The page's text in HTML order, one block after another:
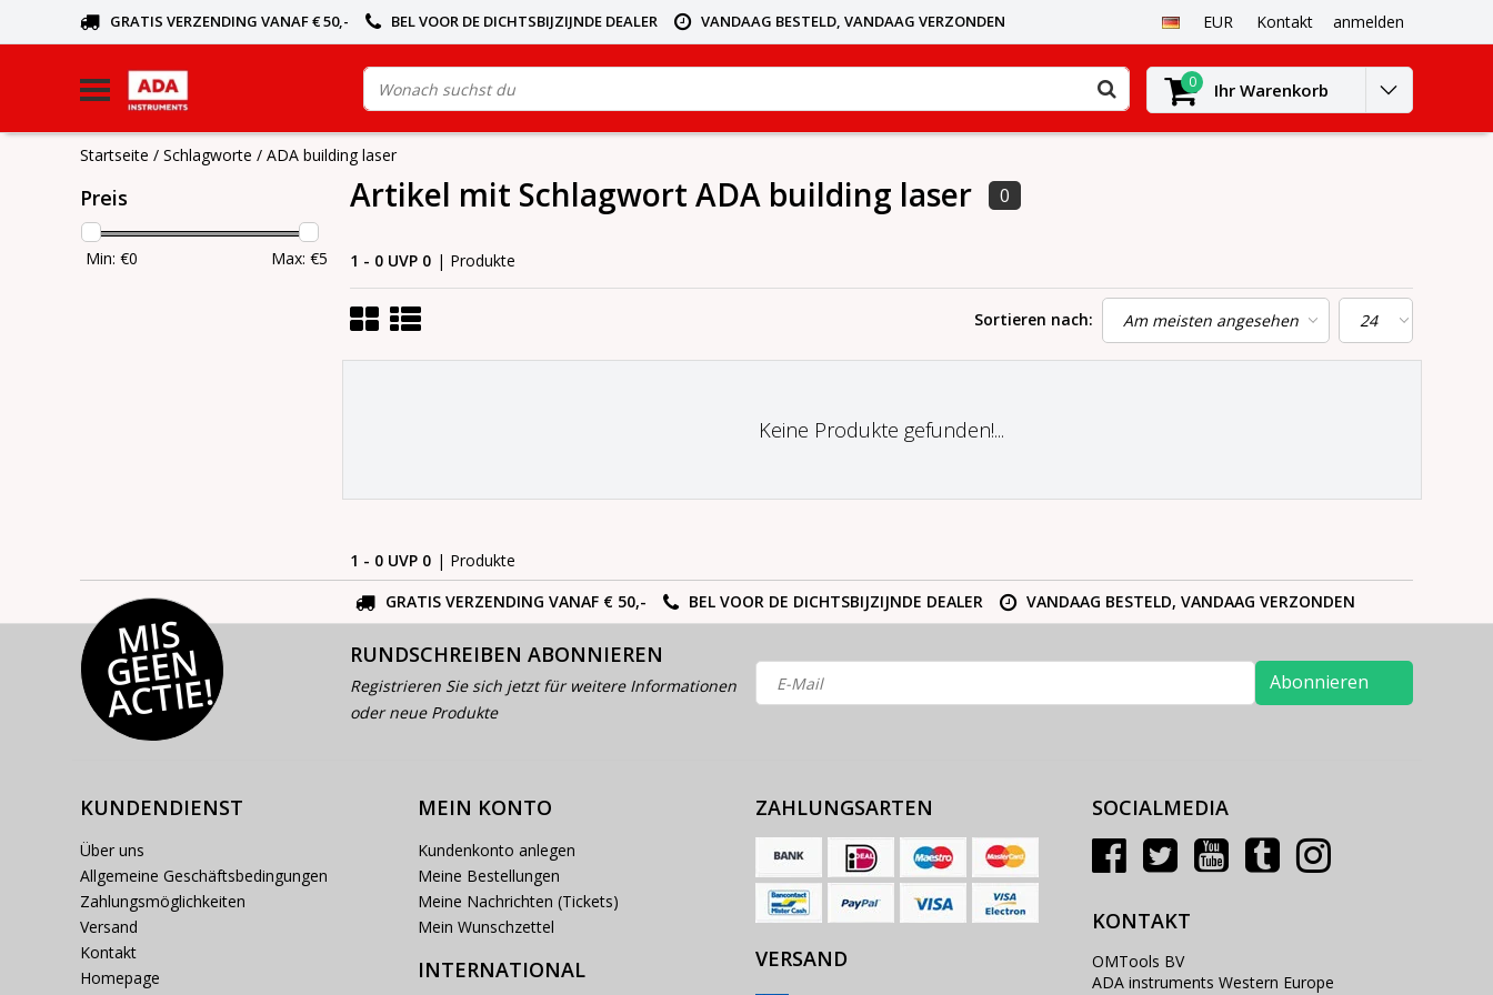
GRATIS VERZENDING VANAF € 50,- BEL VOOR DE DICHTSBIJZIJNDE DEALER VANDAAG BESTELD, VANDAAG VERZONDEN EUR Kontakt anmelden
0 Ihr Warenkorb
Startseite / Schlagworte / ADA building laser
Preis
Min: €0 Max: €5
Artikel mit Schlagwort ADA building laser 0
1 - 0 UVP 0 | Produkte
Sortieren nach:
Keine Produkte gefunden!...
1 - 0 UVP 0 | Produkte
GRATIS VERZENDING VANAF € 50,-
BEL VOOR DE DICHTSBIJZIJNDE DEALER VANDAAG BESTELD, VANDAAG VERZONDEN
MI
S
G
E
E
N
A
C
TI
E!
RUNDSCHREIBEN ABONNIEREN
Registrieren Sie sich jetzt für weitere Informationen
oder neue Produkte
Abonnieren
KUNDENDIENST
Über uns
Allgemeine Geschäftsbedingungen
Zahlungsmöglichkeiten
Versand
Kontakt
Homepage
MEIN KONTO
Kundenkonto anlegen
Meine Bestellungen
Meine Nachrichten (Tickets)
Mein Wunschzettel
INTERNATIONAL
ZAHLUNGSARTEN
VERSAND
SOCIALMEDIA
KONTAKT
OMTools BV
ADA instruments Western Europe